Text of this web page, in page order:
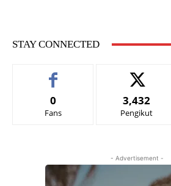
STAY CONNECTED
0
Fans
3,432
Pengikut
- Advertisement -